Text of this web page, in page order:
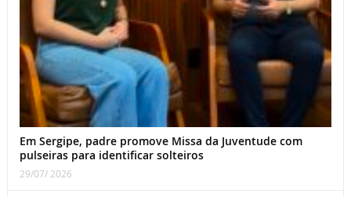
Em Sergipe, padre promove Missa da Juventude com
pulseiras para identificar solteiros
29/07/ 2026